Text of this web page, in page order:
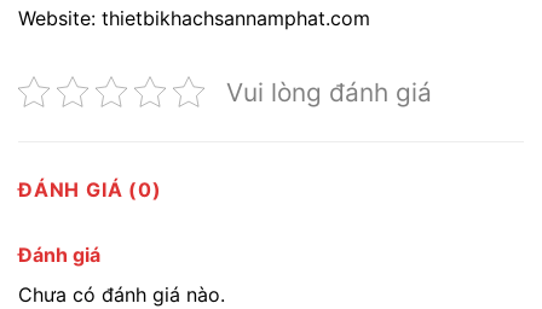
Website: thietbikhachsannamphat.com
Vui lòng đánh giá
ĐÁNH GIÁ (0)
Đánh giá
Chưa có đánh giá nào.